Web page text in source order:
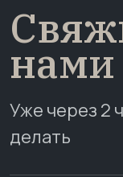
нами
Уже через 2
делать